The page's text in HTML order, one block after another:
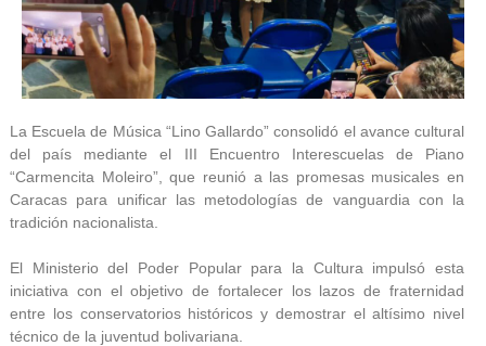
La Escuela de Música “Lino Gallardo” consolidó el avance cultural
del país mediante el III Encuentro Interescuelas de Piano
“Carmencita Moleiro”, que reunió a las promesas musicales en
Caracas para unificar las metodologías de vanguardia con la
tradición nacionalista.
El Ministerio del Poder Popular para la Cultura impulsó esta
iniciativa con el objetivo de fortalecer los lazos de fraternidad
entre los conservatorios históricos y demostrar el altísimo nivel
técnico de la juventud bolivariana.